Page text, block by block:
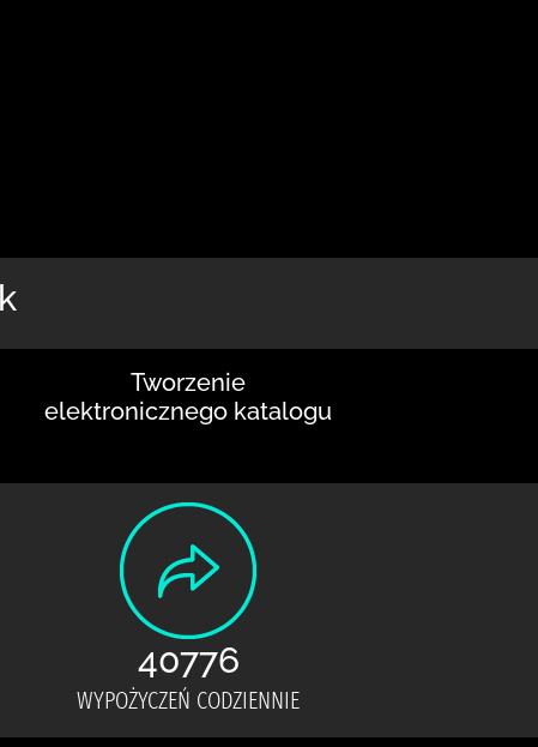
Tworzenie
elektronicznego katalogu
40776
WYPOŻYCZEŃ CODZIENNIE